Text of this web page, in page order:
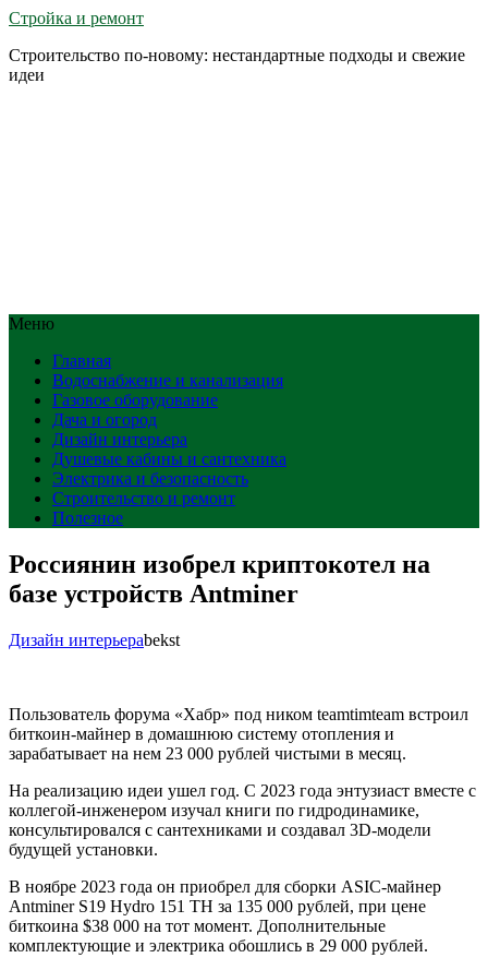
Стройка и ремонт
Строительство по-новому: нестандартные подходы и свежие
идеи
Меню
Главная
Водоснабжение и канализация
Газовое оборудование
Дача и огород
Дизайн интерьера
Душевые кабины и сантехника
Электрика и безопасность
Строительство и ремонт
Полезное
Россиянин изобрел криптокотел на
базе устройств Antminer
Дизайн интерьераbekst
Пользователь форума «Хабр» под ником teamtimteam встроил
биткоин-майнер в домашнюю систему отопления и
зарабатывает на нем 23 000 рублей чистыми в месяц.
На реализацию идеи ушел год. С 2023 года энтузиаст вместе с
коллегой-инженером изучал книги по гидродинамике,
консультировался с сантехниками и создавал 3D-модели
будущей установки.
В ноябре 2023 года он приобрел для сборки ASIC-майнер
Antminer S19 Hydro 151 TH за 135 000 рублей, при цене
биткоина $38 000 на тот момент. Дополнительные
комплектующие и электрика обошлись в 29 000 рублей.